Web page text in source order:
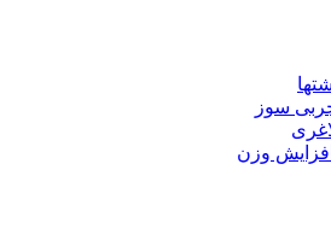
سوز
وزن